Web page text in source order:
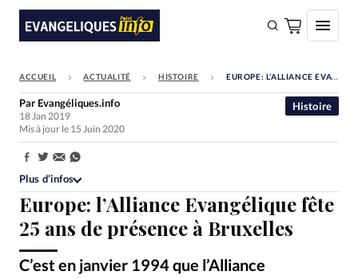
FAIRE UN DON
Faire un don
Société
Monde
Bible
Toute l'actualité
ACCUEIL ACTUALITÉ HISTOIRE EUROPE: L’ALLIANCE EVANGÉLIQUE FÊTE 25 ANS DE PRÉSENCE À BRUXELLES
Europe: l’Alliance Evangélique fête
25 ans de présence à Bruxelles
C’est en janvier 1994 que l’Alliance
Histoire
Par Evangéliques.info
18 Jan 2019
Mis à jour le 15 Juin 2020
Partager:
Plus d’infos